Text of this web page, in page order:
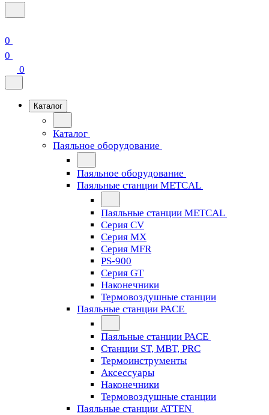
0
0
0
Каталог
Каталог
Паяльное оборудование
Паяльное оборудование
Паяльные станции METCAL
Паяльные станции METCAL
Серия CV
Серия MX
Серия MFR
PS-900
Серия GT
Наконечники
Термовоздушные станции
Паяльные станции PACE
Паяльные станции PACE
Станции ST, MBT, PRC
Термоинструменты
Аксессуары
Наконечники
Термовоздушные станции
Паяльные станции ATTEN